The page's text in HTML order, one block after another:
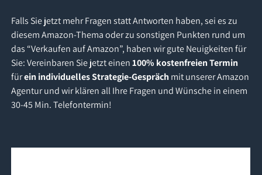
Falls Sie jetzt mehr Fragen statt Antworten haben, sei es zu
diesem Amazon-Thema oder zu sonstigen Punkten rund um
das “Verkaufen auf Amazon”, haben wir gute Neuigkeiten für
Sie: Vereinbaren Sie jetzt einen100% kostenfreien Termin
fürein individuelles Strategie-Gespräch mit unserer Amazon
Agentur und wir klären all Ihre Fragen und Wünsche in einem
30-45 Min. Telefontermin!